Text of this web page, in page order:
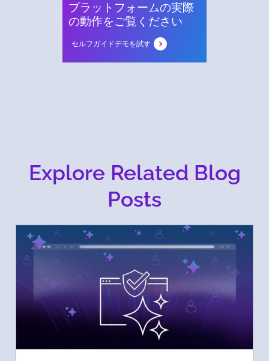
プラットフォームの実際
の動作をご覧ください
セルフガイドデモを試す
Explore Related Blog
Posts